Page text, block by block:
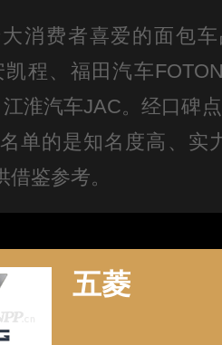
消费者喜爱的面包
程、福田汽车
淮汽车JAC。经口碑
单的是知名度高、实
鉴参考。
五菱